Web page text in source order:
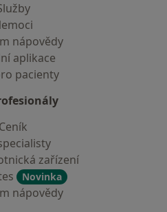
nápovědy
aplikace
pacienty
Ceník
zařízení
Novinka
nápovědy